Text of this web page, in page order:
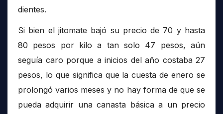
dientes.
Si bien el jitomate bajó su precio de 70 y hasta
80 pesos por kilo a tan solo 47 pesos, aún
seguía caro porque a inicios del año costaba 27
pesos, lo que significa que la cuesta de enero se
prolongó varios meses y no hay forma de que se
pueda adquirir una canasta básica a un precio